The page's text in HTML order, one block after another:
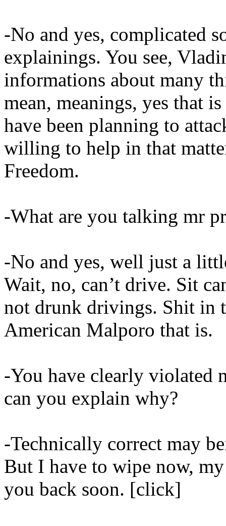
-No and yes, complicated
explainings. You see,
informations about many
mean, meanings, yes that
have been planning to
willing to help in that
Freedom.
-What are you talking mr
-No and yes, well just a
Wait, no, can’t drive. Sit
not drunk drivings. Shit in
American Malporo that is.
-You have clearly violated
can you explain why?
-Technically correct may
But I have to wipe now,
you back soon. [click]